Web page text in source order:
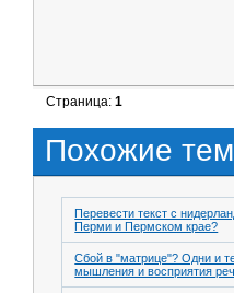
Страница:1
Похожие
Перевести текст с
Перми и Пермском крае?
Сбой в "матрице"? Одни и
мышления и восприятия